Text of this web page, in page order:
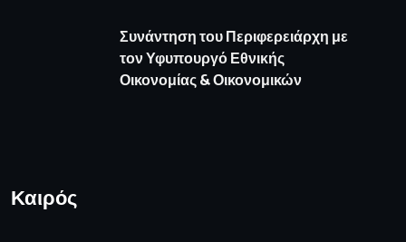
Συνάντηση του Περιφερειάρχη με
τον Υφυπουργό Εθνικής
Οικονομίας & Οικονομικών
Καιρός